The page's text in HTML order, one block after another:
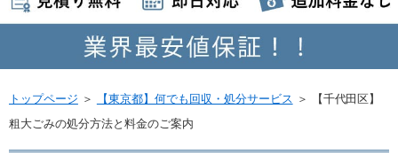
トップページ ＞ 【東京都】何でも回収・処分サービス ＞
【千代田区】
粗大ごみの処分方法と料金のご案内